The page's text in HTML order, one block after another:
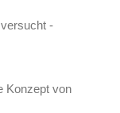
-
Konzept von